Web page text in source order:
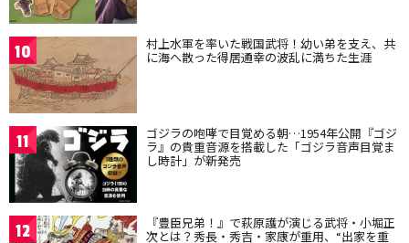
10 村上水軍を率いた戦国武将！幼い弟を支え、共
に海へ散った得居通幸の波乱に満ちた生涯
11 ゴジラの咆哮で目覚める朝…1954年公開『ゴジ
ラ』の貴重音源を搭載した「ゴジラ音声目覚ま
し時計」が新発売
12 『豊臣兄弟！』で萩原護が演じる武将・小堀正
次とは？秀長・秀吉・家康が重用、“出家を重